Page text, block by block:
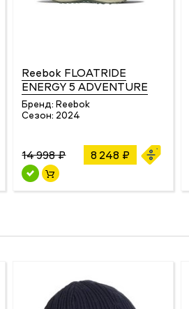
Reebok FLOATRIDE
ENERGY 5 ADVENTURE
Бренд: Reebok
Сезон: 2024
14 998 ₽ 8 248 ₽